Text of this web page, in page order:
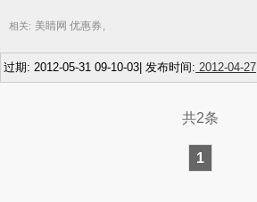
相关: 美睛网 优惠券 ,
过期: 2012-05-31 09-10-03| 发布时间: 2012-04-27
共2条
1